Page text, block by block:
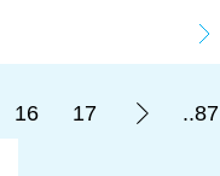
16 17 ..87